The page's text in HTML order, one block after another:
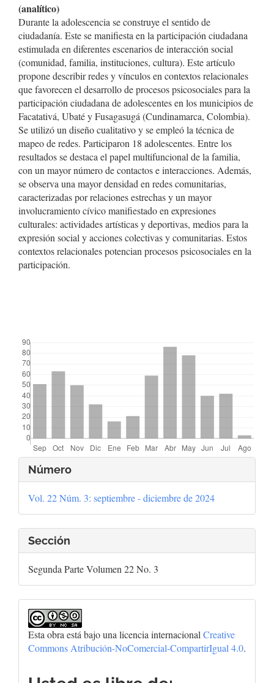
(analítico)
Durante la adolescencia se construye el sentido de
ciudadanía. Este se manifiesta en la participación ciudadana
estimulada en diferentes escenarios de interacción social
(comunidad, familia, instituciones, cultura). Este artículo
propone describir redes y vínculos en contextos relacionales
que favorecen el desarrollo de procesos psicosociales para la
participación ciudadana de adolescentes en los municipios de
Facatativá, Ubaté y Fusagasugá (Cundinamarca, Colombia).
Se utilizó un diseño cualitativo y se empleó la técnica de
mapeo de redes. Participaron 18 adolescentes. Entre los
resultados se destaca el papel multifuncional de la familia,
con un mayor número de contactos e interacciones. Además,
se observa una mayor densidad en redes comunitarias,
caracterizadas por relaciones estrechas y un mayor
involucramiento cívico manifiestado en expresiones
culturales: actividades artísticas y deportivas, medios para la
expresión social y acciones colectivas y comunitarias. Estos
contextos relacionales potencian procesos psicosociales en la
participación.
Detalles
del
artículo
Número
Vol. 22 Núm. 3: septiembre - diciembre de 2024
Sección
Segunda Parte Volumen 22 No. 3
Esta obra está bajo una licencia internacional Creative
Commons Atribución-NoComercial-CompartirIgual 4.0.